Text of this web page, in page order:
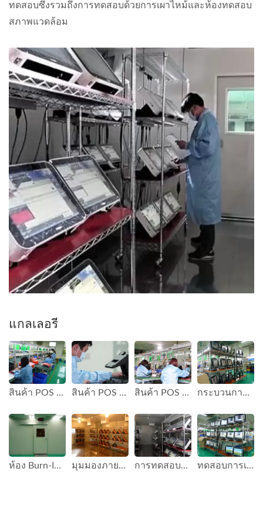
ทดสอบซึ่งรวมถึงการทดสอบด้วยการเผาไหม้และห้องทดสอบ
สภาพแวดล้อม
แกลเลอรี
สินค้า POS ของ FAMETECH (TYSSO) สินค้า POS กำลังอยู่ในกระบวนการประกอบที่โรงงานของ FAMETECH (TYSSO) สินค้า POS อื่น ๆ ของ FAMETECH (TYSSO) กระบวนการประกอบเสร็จสิ้นและกำลังทดสอบสินค้า POS
ห้อง Burn-In ของ FAMETECH (TYSSO) มุมมองภายในของห้อง Burn-In การทดสอบความเชื่อถือของสินค้า POS ทดสอบการเผาไหม้เสร็จสิ้นและกำลังทดสอบคุณภาพผลิตภัณฑ์ POS